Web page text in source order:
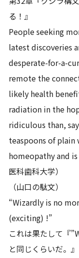
る！』
People seeking
latest discoveries
desperate-for-a-
remote the
likely health
radiation in the
ridiculous than,
teaspoons of plain
homeopathy and
医科歯科大学）
（山口の駄文）
“Wizardly is no
(exciting) !”
これは果たして『
と同じくらいだ。